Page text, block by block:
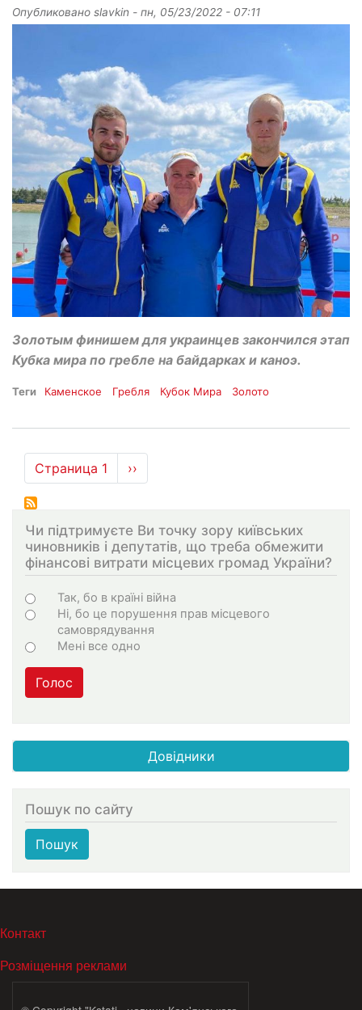
Опубликовано slavkin - пн, 05/23/2022 - 07:11
Золотым финишем для украинцев закончился этап
Кубка мира по гребле на байдарках и каноэ.
Теги Каменское Гребля Кубок Мира Золото
Нумерация
страниц
Страница 1
Следующая
страница
››
Чи підтримуєте Ви точку зору київських
чиновників і депутатів, що треба обмежити
фінансові витрати місцевих громад України?
Choices
Так, бо в країні війна
Ні, бо це порушення прав місцевого
самоврядування
Мені все одно
Голос
Довідники
Пошук по сайту
Пошук
МЕНЮ В ПОДВАЛЕ
Контакт
Розміщення реклами